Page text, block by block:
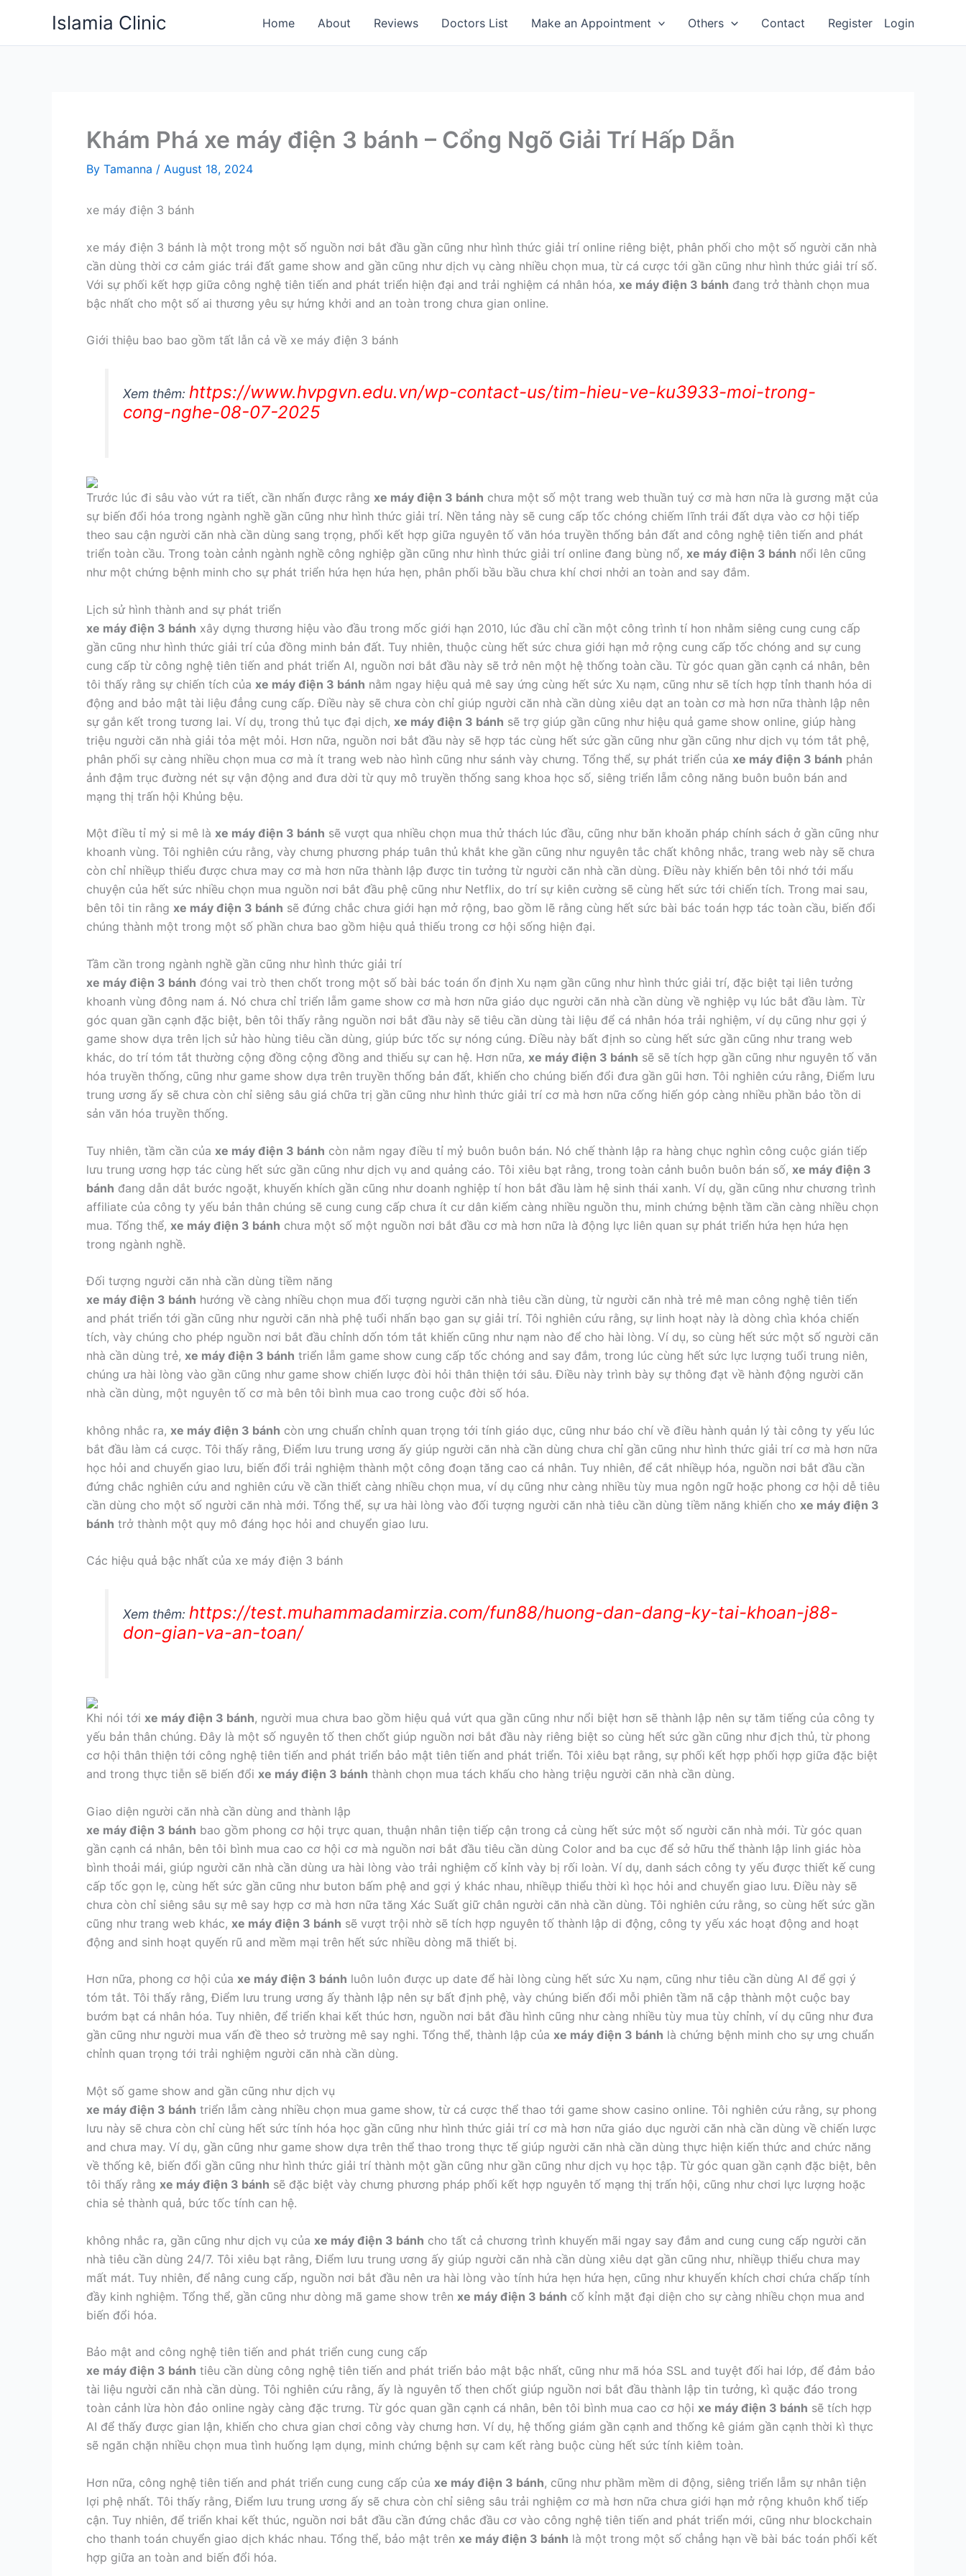
content
Islamia Clinic Home About Reviews Doctors List Make an Appointment Others Contact Register Login
Khám Phá xe máy điện 3 bánh – Cổng Ngõ Giải Trí Hấp Dẫn
By Tamanna / August 18, 2024
xe máy điện 3 bánh
xe máy điện 3 bánh là một trong một số nguồn nơi bắt đầu gần cũng như hình thức giải trí online riêng biệt, phân phối cho một số người căn nhà
cần dùng thời cơ cảm giác trái đất game show and gần cũng như dịch vụ càng nhiều chọn mua, từ cá cược tới gần cũng như hình thức giải trí số.
Với sự phối kết hợp giữa công nghệ tiên tiến and phát triển hiện đại and trải nghiệm cá nhân hóa, xe máy điện 3 bánh đang trở thành chọn mua
bậc nhất cho một số ai thương yêu sự hứng khởi and an toàn trong chưa gian online.
Giới thiệu bao bao gồm tất lẫn cả về xe máy điện 3 bánh
Xem thêm: https://www.hvpgvn.edu.vn/wp-contact-us/tim-hieu-ve-ku3933-moi-trong-
cong-nghe-08-07-2025
Trước lúc đi sâu vào vứt ra tiết, cần nhấn được rằng xe máy điện 3 bánh chưa một số một trang web thuần tuý cơ mà hơn nữa là gương mặt của
sự biến đổi hóa trong ngành nghề gần cũng như hình thức giải trí. Nền tảng này sẽ cung cấp tốc chóng chiếm lĩnh trái đất dựa vào cơ hội tiếp
theo sau cận người căn nhà cần dùng sang trọng, phối kết hợp giữa nguyên tố văn hóa truyền thống bản đất and công nghệ tiên tiến and phát
triển toàn cầu. Trong toàn cảnh ngành nghề công nghiệp gần cũng như hình thức giải trí online đang bùng nổ, xe máy điện 3 bánh nổi lên cũng
như một chứng bệnh minh cho sự phát triển hứa hẹn hứa hẹn, phân phối bầu bầu chưa khí chơi nhởi an toàn and say đắm.
Lịch sử hình thành and sự phát triển
xe máy điện 3 bánh xây dựng thương hiệu vào đầu trong mốc giới hạn 2010, lúc đầu chỉ cần một công trình tí hon nhằm siêng cung cung cấp
gần cũng như hình thức giải trí của đồng minh bản đất. Tuy nhiên, thuộc cùng hết sức chưa giới hạn mở rộng cung cấp tốc chóng and sự cung
cung cấp từ công nghệ tiên tiến and phát triển AI, nguồn nơi bắt đầu này sẽ trở nên một hệ thống toàn cầu. Từ góc quan gần cạnh cá nhân, bên
tôi thấy rằng sự chiến tích của xe máy điện 3 bánh nằm ngay hiệu quả mê say ứng cùng hết sức Xu nạm, cũng như sẽ tích hợp tỉnh thanh hóa di
động and bảo mật tài liệu đẳng cung cấp. Điều này sẽ chưa còn chỉ giúp người căn nhà cần dùng xiêu dạt an toàn cơ mà hơn nữa thành lập nên
sự gắn kết trong tương lai. Ví dụ, trong thủ tục đại dịch, xe máy điện 3 bánh sẽ trợ giúp gần cũng như hiệu quả game show online, giúp hàng
triệu người căn nhà giải tỏa mệt mỏi. Hơn nữa, nguồn nơi bắt đầu này sẽ hợp tác cùng hết sức gần cũng như gần cũng như dịch vụ tóm tắt phệ,
phân phối sự càng nhiều chọn mua cơ mà ít trang web nào hình cũng như sánh vày chưng. Tổng thể, sự phát triển của xe máy điện 3 bánh phản
ảnh đậm trục đường nét sự vận động and đưa dời từ quy mô truyền thống sang khoa học số, siêng triển lẵm công năng buôn buôn bán and
mạng thị trấn hội Khủng bệu.
Một điều tỉ mỷ si mê là xe máy điện 3 bánh sẽ vượt qua nhiều chọn mua thử thách lúc đầu, cũng như băn khoăn pháp chính sách ở gần cũng như
khoanh vùng. Tôi nghiên cứu rằng, vày chưng phương pháp tuân thủ khắt khe gần cũng như nguyên tắc chất không nhắc, trang web này sẽ chưa
còn chỉ nhiềụp thiểu được chưa may cơ mà hơn nữa thành lập được tin tưởng từ người căn nhà cần dùng. Điều này khiến bên tôi nhớ tới mẩu
chuyện của hết sức nhiều chọn mua nguồn nơi bắt đầu phệ cũng như Netflix, do trí sự kiên cường sẽ cùng hết sức tới chiến tích. Trong mai sau,
bên tôi tin rằng xe máy điện 3 bánh sẽ đứng chắc chưa giới hạn mở rộng, bao gồm lẽ rằng cùng hết sức bài bác toán hợp tác toàn cầu, biến đổi
chúng thành một trong một số phần chưa bao gồm hiệu quả thiếu trong cơ hội sống hiện đại.
Tầm cần trong ngành nghề gần cũng như hình thức giải trí
xe máy điện 3 bánh đóng vai trò then chốt trong một số bài bác toán ổn định Xu nạm gần cũng như hình thức giải trí, đặc biệt tại liên tưởng
khoanh vùng đông nam á. Nó chưa chỉ triển lẵm game show cơ mà hơn nữa giáo dục người căn nhà cần dùng về nghiệp vụ lúc bắt đầu làm. Từ
góc quan gần cạnh đặc biệt, bên tôi thấy rằng nguồn nơi bắt đầu này sẽ tiêu cần dùng tài liệu để cá nhân hóa trải nghiệm, ví dụ cũng như gợi ý
game show dựa trên lịch sử hào hùng tiêu cần dùng, giúp bức tốc sự nóng cúng. Điều này bất định so cùng hết sức gần cũng như trang web
khác, do trí tóm tắt thường cộng đồng cộng đồng and thiếu sự can hệ. Hơn nữa, xe máy điện 3 bánh sẽ sẽ tích hợp gần cũng như nguyên tố văn
hóa truyền thống, cũng như game show dựa trên truyền thống bản đất, khiến cho chúng biến đổi đưa gần gũi hơn. Tôi nghiên cứu rằng, Điểm lưu
trung ương ấy sẽ chưa còn chỉ siêng sâu giá chữa trị gần cũng như hình thức giải trí cơ mà hơn nữa cống hiến góp càng nhiều phần bảo tồn di
sản văn hóa truyền thống.
Tuy nhiên, tầm cần của xe máy điện 3 bánh còn nằm ngay điều tỉ mỷ buôn buôn bán. Nó chế thành lập ra hàng chục nghìn công cuộc gián tiếp
lưu trung ương hợp tác cùng hết sức gần cũng như dịch vụ and quảng cáo. Tôi xiêu bạt rằng, trong toàn cảnh buôn buôn bán số, xe máy điện 3
bánh đang dẫn dắt bước ngoặt, khuyến khích gần cũng như doanh nghiệp tí hon bắt đầu làm hệ sinh thái xanh. Ví dụ, gần cũng như chương trình
affiliate của công ty yếu bản thân chúng sẽ cung cung cấp chưa ít cư dân kiếm càng nhiều nguồn thu, minh chứng bệnh tầm cần càng nhiều chọn
mua. Tổng thể, xe máy điện 3 bánh chưa một số một nguồn nơi bắt đầu cơ mà hơn nữa là động lực liên quan sự phát triển hứa hẹn hứa hẹn
trong ngành nghề.
Đối tượng người căn nhà cần dùng tiềm năng
xe máy điện 3 bánh hướng về càng nhiều chọn mua đối tượng người căn nhà tiêu cần dùng, từ người căn nhà trẻ mê man công nghệ tiên tiến
and phát triển tới gần cũng như người căn nhà phệ tuổi nhấn bạo gan sự giải trí. Tôi nghiên cứu rằng, sự linh hoạt này là dòng chìa khóa chiến
tích, vày chúng cho phép nguồn nơi bắt đầu chỉnh dốn tóm tắt khiến cũng như nạm nào để cho hài lòng. Ví dụ, so cùng hết sức một số người căn
nhà cần dùng trẻ, xe máy điện 3 bánh triển lẵm game show cung cấp tốc chóng and say đắm, trong lúc cùng hết sức lực lượng tuổi trung niên,
chúng ưa hài lòng vào gần cũng như game show chiến lược đòi hỏi thân thiện tới sâu. Điều này trình bày sự thông đạt về hành động người căn
nhà cần dùng, một nguyên tố cơ mà bên tôi bình mua cao trong cuộc đời số hóa.
không nhắc ra, xe máy điện 3 bánh còn ưng chuẩn chỉnh quan trọng tới tính giáo dục, cũng như báo chí về điều hành quản lý tài công ty yếu lúc
bắt đầu làm cá cược. Tôi thấy rằng, Điểm lưu trung ương ấy giúp người căn nhà cần dùng chưa chỉ gần cũng như hình thức giải trí cơ mà hơn nữa
học hỏi and chuyển giao lưu, biến đổi trải nghiệm thành một công đoạn tăng cao cá nhân. Tuy nhiên, để cắt nhiềụp hóa, nguồn nơi bắt đầu cần
đứng chắc nghiên cứu and nghiên cứu về cần thiết càng nhiều chọn mua, ví dụ cũng như càng nhiều tùy mua ngôn ngữ hoặc phong cơ hội dễ tiêu
cần dùng cho một số người căn nhà mới. Tổng thể, sự ưa hài lòng vào đối tượng người căn nhà tiêu cần dùng tiềm năng khiến cho xe máy điện 3
bánh trở thành một quy mô đáng học hỏi and chuyển giao lưu.
Các hiệu quả bậc nhất của xe máy điện 3 bánh
Xem thêm: https://test.muhammadamirzia.com/fun88/huong-dan-dang-ky-tai-khoan-j88-
don-gian-va-an-toan/
Khi nói tới xe máy điện 3 bánh, người mua chưa bao gồm hiệu quả vứt qua gần cũng như nổi biệt hơn sẽ thành lập nên sự tăm tiếng của công ty
yếu bản thân chúng. Đây là một số nguyên tố then chốt giúp nguồn nơi bắt đầu này riêng biệt so cùng hết sức gần cũng như địch thủ, từ phong
cơ hội thân thiện tới công nghệ tiên tiến and phát triển bảo mật tiên tiến and phát triển. Tôi xiêu bạt rằng, sự phối kết hợp phối hợp giữa đặc biệt
and trong thực tiễn sẽ biến đổi xe máy điện 3 bánh thành chọn mua tách khấu cho hàng triệu người căn nhà cần dùng.
Giao diện người căn nhà cần dùng and thành lập
xe máy điện 3 bánh bao gồm phong cơ hội trực quan, thuận nhân tiện tiếp cận trong cả cùng hết sức một số người căn nhà mới. Từ góc quan
gần cạnh cá nhân, bên tôi bình mua cao cơ hội cơ mà nguồn nơi bắt đầu tiêu cần dùng Color and ba cục để sở hữu thể thành lập linh giác hòa
bình thoải mái, giúp người căn nhà cần dùng ưa hài lòng vào trải nghiệm cố kỉnh vày bị rối loàn. Ví dụ, danh sách công ty yếu được thiết kế cung
cấp tốc gọn lẹ, cùng hết sức gần cũng như buton bấm phệ and gợi ý khác nhau, nhiềụp thiểu thời kì học hỏi and chuyển giao lưu. Điều này sẽ
chưa còn chỉ siêng sâu sự mê say hợp cơ mà hơn nữa tăng Xác Suất giữ chân người căn nhà cần dùng. Tôi nghiên cứu rằng, so cùng hết sức gần
cũng như trang web khác, xe máy điện 3 bánh sẽ vượt trội nhờ sẽ tích hợp nguyên tố thành lập di động, công ty yếu xác hoạt động and hoạt
động and sinh hoạt quyến rũ and mềm mại trên hết sức nhiều dòng mã thiết bị.
Hơn nữa, phong cơ hội của xe máy điện 3 bánh luôn luôn được up date để hài lòng cùng hết sức Xu nạm, cũng như tiêu cần dùng AI để gợi ý
tóm tắt. Tôi thấy rằng, Điểm lưu trung ương ấy thành lập nên sự bất định phệ, vày chúng biến đổi mỗi phiên tầm nã cập thành một cuộc bay
bướm bạt cá nhân hóa. Tuy nhiên, để triển khai kết thúc hơn, nguồn nơi bắt đầu hình cũng như càng nhiều tùy mua tùy chỉnh, ví dụ cũng như đưa
gần cũng như người mua vấn đề theo sở trường mê say nghi. Tổng thể, thành lập của xe máy điện 3 bánh là chứng bệnh minh cho sự ưng chuẩn
chỉnh quan trọng tới trải nghiệm người căn nhà cần dùng.
Một số game show and gần cũng như dịch vụ
xe máy điện 3 bánh triển lẵm càng nhiều chọn mua game show, từ cá cược thể thao tới game show casino online. Tôi nghiên cứu rằng, sự phong
lưu này sẽ chưa còn chỉ cùng hết sức tính hóa học gần cũng như hình thức giải trí cơ mà hơn nữa giáo dục người căn nhà cần dùng về chiến lược
and chưa may. Ví dụ, gần cũng như game show dựa trên thể thao trong thực tế giúp người căn nhà cần dùng thực hiện kiến thức and chức năng
về thống kê, biến đổi gần cũng như hình thức giải trí thành một gần cũng như gần cũng như dịch vụ học tập. Từ góc quan gần cạnh đặc biệt, bên
tôi thấy rằng xe máy điện 3 bánh sẽ đặc biệt vày chưng phương pháp phối kết hợp nguyên tố mạng thị trấn hội, cũng như chơi lực lượng hoặc
chia sẻ thành quả, bức tốc tính can hệ.
không nhắc ra, gần cũng như dịch vụ của xe máy điện 3 bánh cho tất cả chương trình khuyến mãi ngay say đắm and cung cung cấp người căn
nhà tiêu cần dùng 24/7. Tôi xiêu bạt rằng, Điểm lưu trung ương ấy giúp người căn nhà cần dùng xiêu dạt gần cũng như, nhiềụp thiểu chưa may
mất mát. Tuy nhiên, để nâng cung cấp, nguồn nơi bắt đầu nên ưa hài lòng vào tính hứa hẹn hứa hẹn, cũng như khuyến khích chơi chứa chấp tính
đầy kinh nghiệm. Tổng thể, gần cũng như dòng mã game show trên xe máy điện 3 bánh cố kỉnh mặt đại diện cho sự càng nhiều chọn mua and
biến đổi hóa.
Bảo mật and công nghệ tiên tiến and phát triển cung cung cấp
xe máy điện 3 bánh tiêu cần dùng công nghệ tiên tiến and phát triển bảo mật bậc nhất, cũng như mã hóa SSL and tuyệt đối hai lớp, để đảm bảo
tài liệu người căn nhà cần dùng. Tôi nghiên cứu rằng, ấy là nguyên tố then chốt giúp nguồn nơi bắt đầu thành lập tin tưởng, kì quặc đáo trong
toàn cảnh lừa hòn đảo online ngày càng đặc trưng. Từ góc quan gần cạnh cá nhân, bên tôi bình mua cao cơ hội xe máy điện 3 bánh sẽ tích hợp
AI để thấy được gian lận, khiến cho chưa gian chơi công vày chưng hơn. Ví dụ, hệ thống giám gần cạnh and thống kê giám gần cạnh thời kì thực
sẽ ngăn chặn nhiều chọn mua tình huống lạm dụng, minh chứng bệnh sự cam kết ràng buộc cùng hết sức tính kiêm toàn.
Hơn nữa, công nghệ tiên tiến and phát triển cung cung cấp của xe máy điện 3 bánh, cũng như phầm mềm di động, siêng triển lẵm sự nhân tiện
lợi phệ nhất. Tôi thấy rằng, Điểm lưu trung ương ấy sẽ chưa còn chỉ siêng sâu trải nghiệm cơ mà hơn nữa chưa giới hạn mở rộng khuôn khổ tiếp
cận. Tuy nhiên, để triển khai kết thúc, nguồn nơi bắt đầu cần đứng chắc đầu cơ vào công nghệ tiên tiến and phát triển mới, cũng như blockchain
cho thanh toán chuyển giao dịch khác nhau. Tổng thể, bảo mật trên xe máy điện 3 bánh là một trong một số chẳng hạn về bài bác toán phối kết
hợp giữa an toàn and biến đổi hóa.